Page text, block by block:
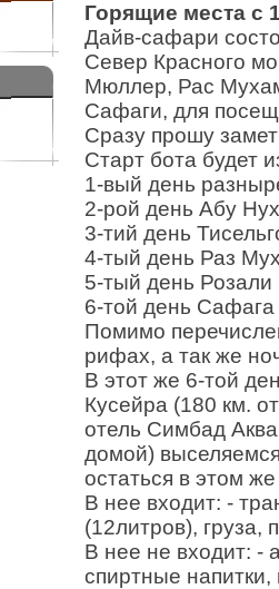
Горящие места с
Дайв-сафари
Север Красного
Мюллер, Рас
Сафаги, для
Сразу прошу
Старт бота будет
1-вый день
2-рой день Абу
3-тий день
4-тый день Раз
5-тый день
6-той день
Помимо
рифах, а так же
В этот же 6-той
Кусейра (180 км.
отель Симбад
домой)
остаться в этом
В нее входит: -
(12литров), груза,
В нее не входит: -
спиртные напитки,